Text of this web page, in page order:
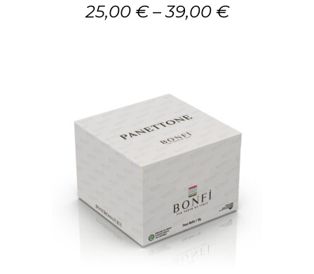
scelte
prodotto
25,00 €–39,00 €
SCEGLI
prodotto
ha
più
varianti.